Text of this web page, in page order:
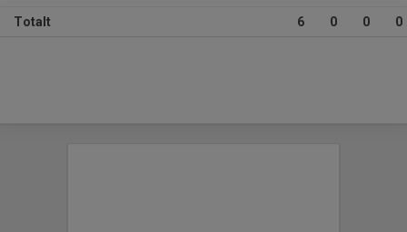
Totalt 6 0 0 0